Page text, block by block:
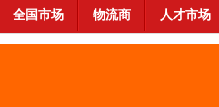
全国市场 物流商 人才市场